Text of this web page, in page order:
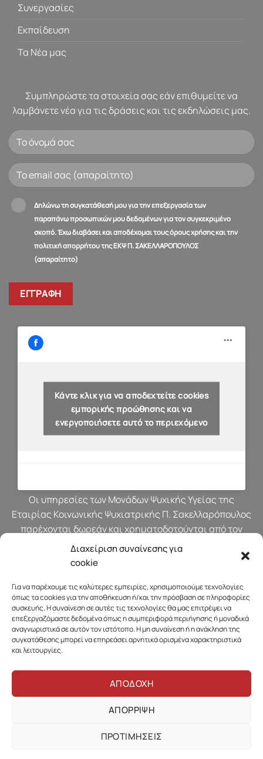
Διαχείριση συναίνεσης για
cookie
Για να παρέχουμε τις καλύτερες εμπειρίες, χρησιμοποιούμε τεχνολογίες
όπως τα cookies για την αποθήκευση ή/και την πρόσβαση σε πληροφορίες
συσκευής. Η συναίνεση σε αυτές τις τεχνολογίες θα μας επιτρέψει να
επεξεργαζόμαστε δεδομένα όπως η συμπεριφορά περιήγησης ή μοναδικά
αναγνωριστικά σε αυτόν τον ιστότοπο. Η μη συναίνεση ή η ανάκληση της
συγκατάθεσης μπορεί να επηρεάσει αρνητικά ορισμένα χαρακτηριστικά
και λειτουργίες.
ΑΠΟΔΟΧΗ
ΑΠΟΡΡΙΨΗ
ΠΡΟΤΙΜΗΣΕΙΣ
Συνεργασίες
Εκπαίδευση
Τα Νέα μας
Συμπληρώστε τα στοιχεία σας εάν επιθυμείτε να
λαμβάνετε νέα για τις δράσεις και τις εκδηλώσεις μας.
Δηλώνω τη συγκατάθεσή μου για την επεξεργασία των
παραπάνω προσωπικών μου δεδομένων για τον συγκεκριμένο
σκοπό. Έχω διαβάσει και αποδέχομαι τους όρους χρήσης και την
πολιτική απορρήτου της ΕΚΨ Π. ΣΑΚΕΛΛΑΡΟΠΟΥΛΟΣ
(απαραίτητο)
Κάντε κλικ για να αποδεχτείτε cookies
εμπορικής προώθησης και να
ενεργοποιήσετε αυτό το περιεχόμενο
Οι υπηρεσίες των Μονάδων Ψυχικής Υγείας της
Εταιρίας Κοινωνικής Ψυχιατρικής Π. Σακελλαρόπουλος
παρέχονται δωρεάν και χρηματοδοτούνται από τον
προϋπολογισμό του Υπουργείου Υγείας.
Πολιτική Cookies